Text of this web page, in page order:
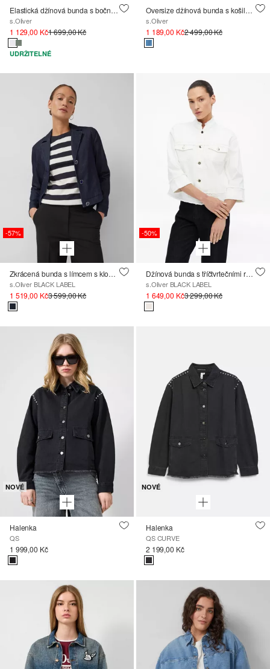
Elastická džínová bunda s bočními průhmatovými kapsami
s.Oliver
1 129,00 Kč1 699,00 Kč
UDRŽITELNÉ
Oversize džínová bunda s košilovým límcem a náprsní kapsou
s.Oliver
1 189,00 Kč2 499,00 Kč
-57%
Zkrácená bunda s límcem s klopami
s.Oliver BLACK LABEL
1 519,00 Kč3 599,00 Kč
-50%
Džínová bunda s tříčtvrtečními rukávy a nezačištěnými okraji
s.Oliver BLACK LABEL
1 649,00 Kč3 299,00 Kč
NOVÉ
Halenka
QS
1 999,00 Kč
NOVÉ
Halenka
QS CURVE
2 199,00 Kč